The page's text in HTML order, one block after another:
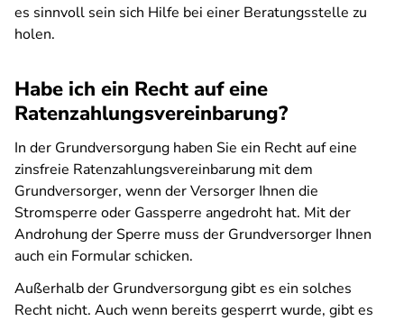
es sinnvoll sein sich Hilfe bei einer Beratungsstelle zu
holen.
Habe ich ein Recht auf eine
Ratenzahlungsvereinbarung?
In der Grundversorgung haben Sie ein Recht auf eine
zinsfreie Ratenzahlungsvereinbarung mit dem
Grundversorger, wenn der Versorger Ihnen die
Stromsperre oder Gassperre angedroht hat. Mit der
Androhung der Sperre muss der Grundversorger Ihnen
auch ein Formular schicken.
Außerhalb der Grundversorgung gibt es ein solches
Recht nicht. Auch wenn bereits gesperrt wurde, gibt es